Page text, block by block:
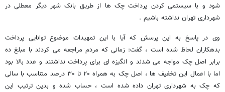
شود و با سیستمی کردن پرداخت چک ها از طریق بانک شهر دیگر معطلی در
شهرداری تهران نداشته باشیم .
وی در پاسخ به این پرسش که آیا با این تمهیدات موضوع توانایی پرداخت
بدهکاران لحاظ شده است ، گفت: زمانی که مردم مراجعه می کردند با مبلغ ده
برابر اصل چک مواجه می شدند و انگیزه ای برای پرداخت نداشتند و عدد بالا بود
اما با اعمال این تخفیف ها ، اصل چک به همراه ۲۰ تا ۳۰ درصد متناسب با سالی
که چک به شهرداری تهران داده شده است ، حساب شده و بدین ترتیب این